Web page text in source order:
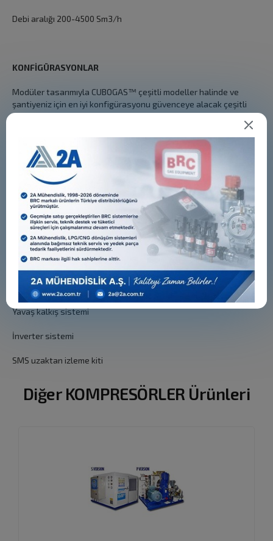
Debi aralığı 200-4500 Sm3/h
KONFİGÜRASYONLAR
Modüler tasarımıyla CUBOGAS™ çeşitli modeller halinde ve
şantiyeniz için en iyi konfigürasyonu güvenceye alacak çeşitli
opsiyonel özelliklerle birlikte mevcuttur:
Ses geçirmez kanopili "S" serisi
Düşük ortam sıcaklıkları kiti (-40C'ye kadar)
Üçe varan basınç seti öncelik paneli
Gazı ekstra soğutma sistemi (chiller sistemi)
Havayla çalışan valfler
Gazla çalışan valfler
Yavaş kalkış sistemi
İnverter sistemi
SMS uzaktan izleme kiti
Diğer KOMPRESÖRLER Ürünleri